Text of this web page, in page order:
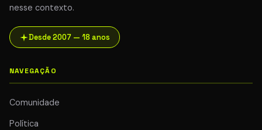
nesse contexto.
Desde 2007 — 18 anos
NAVEGAÇÃO
Comunidade
Política